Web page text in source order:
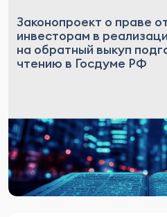
Законопроект о праве
инвесторам в
на обратный выкуп
чтению в Госдуме РФ